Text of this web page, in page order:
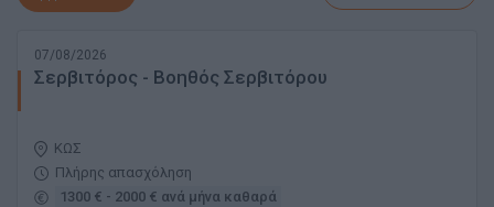
07/08/2026
Σερβιτόρος - Βοηθός Σερβιτόρου
ΚΩΣ
Πλήρης απασχόληση
1300 € - 2000 € ανά μήνα καθαρά